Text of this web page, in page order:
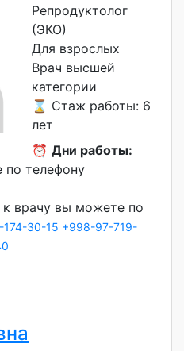
Репродуктолог
(ЭКО)
Для взрослых
Врач высшей
категории
⌛ Стаж работы: 6
лет
⏰ Дни работы:
по телефону
к врачу вы можете по
30-15 +998-97-719-